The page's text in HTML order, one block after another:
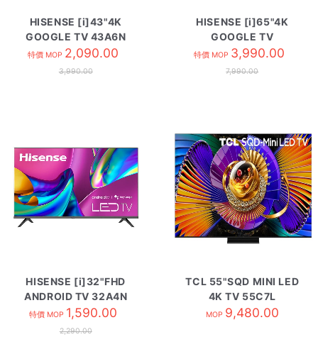
HISENSE [i]43"4K
GOOGLE TV 43A6N
特價 MOP 2,090.00
3,990.00
HISENSE [i]65"4K
GOOGLE TV
HK65A6N
特價 MOP 3,990.00
7,990.00
HISENSE [i]32"FHD
ANDROID TV 32A4N
特價 MOP 1,590.00
2,290.00
TCL 55"SQD MINI LED
4K TV 55C7L
MOP 9,480.00